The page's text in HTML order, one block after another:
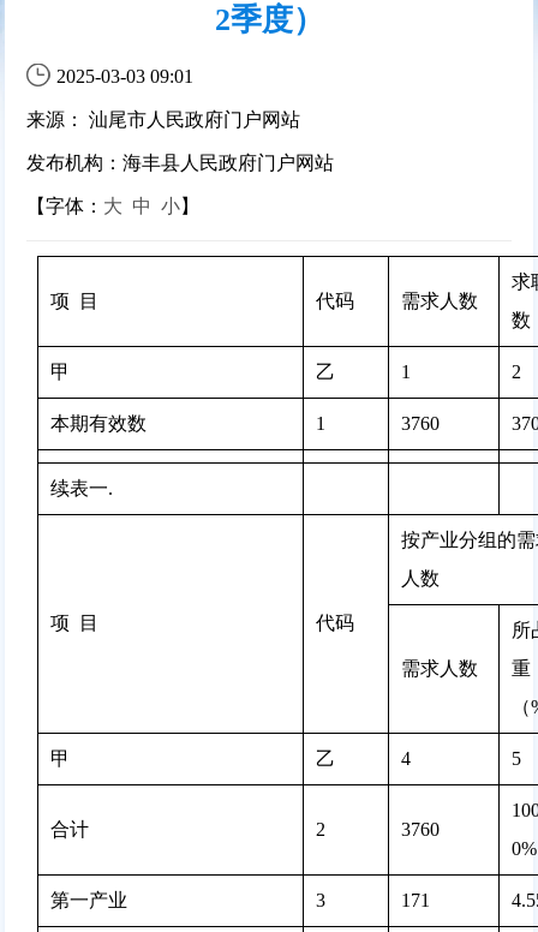
2季度）
2025-03-03 09:01
来源： 汕尾市人民政府门户网站
发布机构：海丰县人民政府门户网站
【字体： 大 中 小】
项  目 代码 需求人数
求
数
甲 乙 1 2
本期有效数 1 3760
续表一.
项  目 代码
按产业分组的
人数
需求人数
所
重
甲 乙 4 5
合计 2 3760
0%
第一产业 3 171